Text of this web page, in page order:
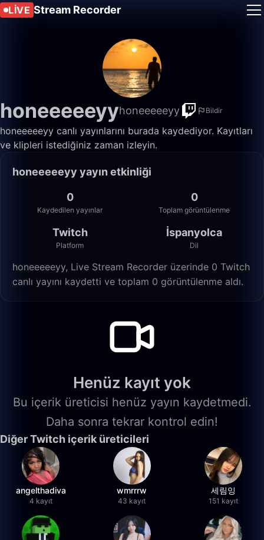
LIVE Stream Recorder
honeeeeeyyhoneeeeeyy Bildir
honeeeeeyy canlı yayınlarını burada kaydediyor. Kayıtları
ve klipleri istediğiniz zaman izleyin.
honeeeeeyy yayın etkinliği
0
Kaydedilen yayınlar
0
Toplam görüntülenme
Twitch
Platform
İspanyolca
Dil
honeeeeeyy, Live Stream Recorder üzerinde 0 Twitch
canlı yayını kaydetti ve toplam 0 görüntülenme aldı.
Henüz kayıt yok
Bu içerik üreticisi henüz yayın kaydetmedi.
Daha sonra tekrar kontrol edin!
Diğer Twitch içerik üreticileri
angelthadiva
4 kayıt
wmrrrw
43 kayıt
세림잉
151 kayıt